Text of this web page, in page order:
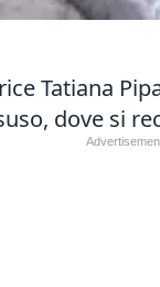
Tatiana
dove si